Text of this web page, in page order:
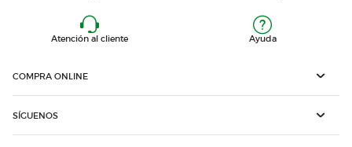
Atención al cliente Ayuda
COMPRA ONLINE
SÍGUENOS